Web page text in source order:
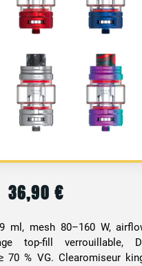
36,90 €
ml, mesh 80–160 W,
top-fill verrouillable,
70 % VG. Clearomiseur